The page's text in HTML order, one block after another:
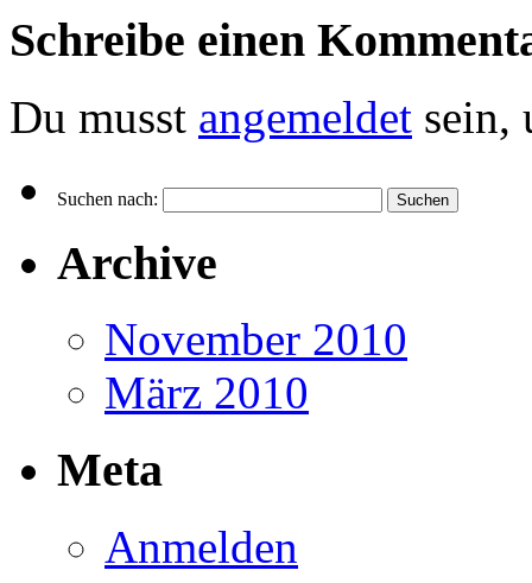
Schreibe einen
Du musst angemeldet sein,
Suchen nach:
Archive
November 2010
März 2010
Meta
Anmelden